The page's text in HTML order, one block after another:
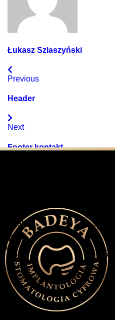
Łukasz Szlaszyński
Previous
Header
Next
Footer kontakt